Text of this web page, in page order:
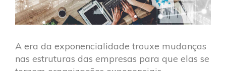
A era da exponencialidade trouxe mudanças
nas estruturas das empresas para que elas se